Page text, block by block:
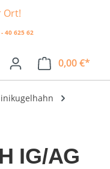
Ort!
40 625 62
0,00 €*
IG/AG